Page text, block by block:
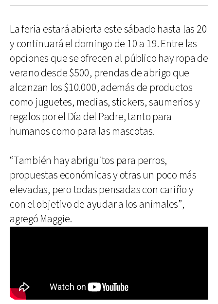
La feria estará abierta este sábado hasta las 20
y continuará el domingo de 10 a 19. Entre las
opciones que se ofrecen al público hay ropa de
verano desde $500, prendas de abrigo que
alcanzan los $10.000, además de productos
como juguetes, medias, stickers, saumerios y
regalos por el Día del Padre, tanto para
humanos como para las mascotas.
“También hay abriguitos para perros,
propuestas económicas y otras un poco más
elevadas, pero todas pensadas con cariño y
con el objetivo de ayudar a los animales”,
agregó Maggie.